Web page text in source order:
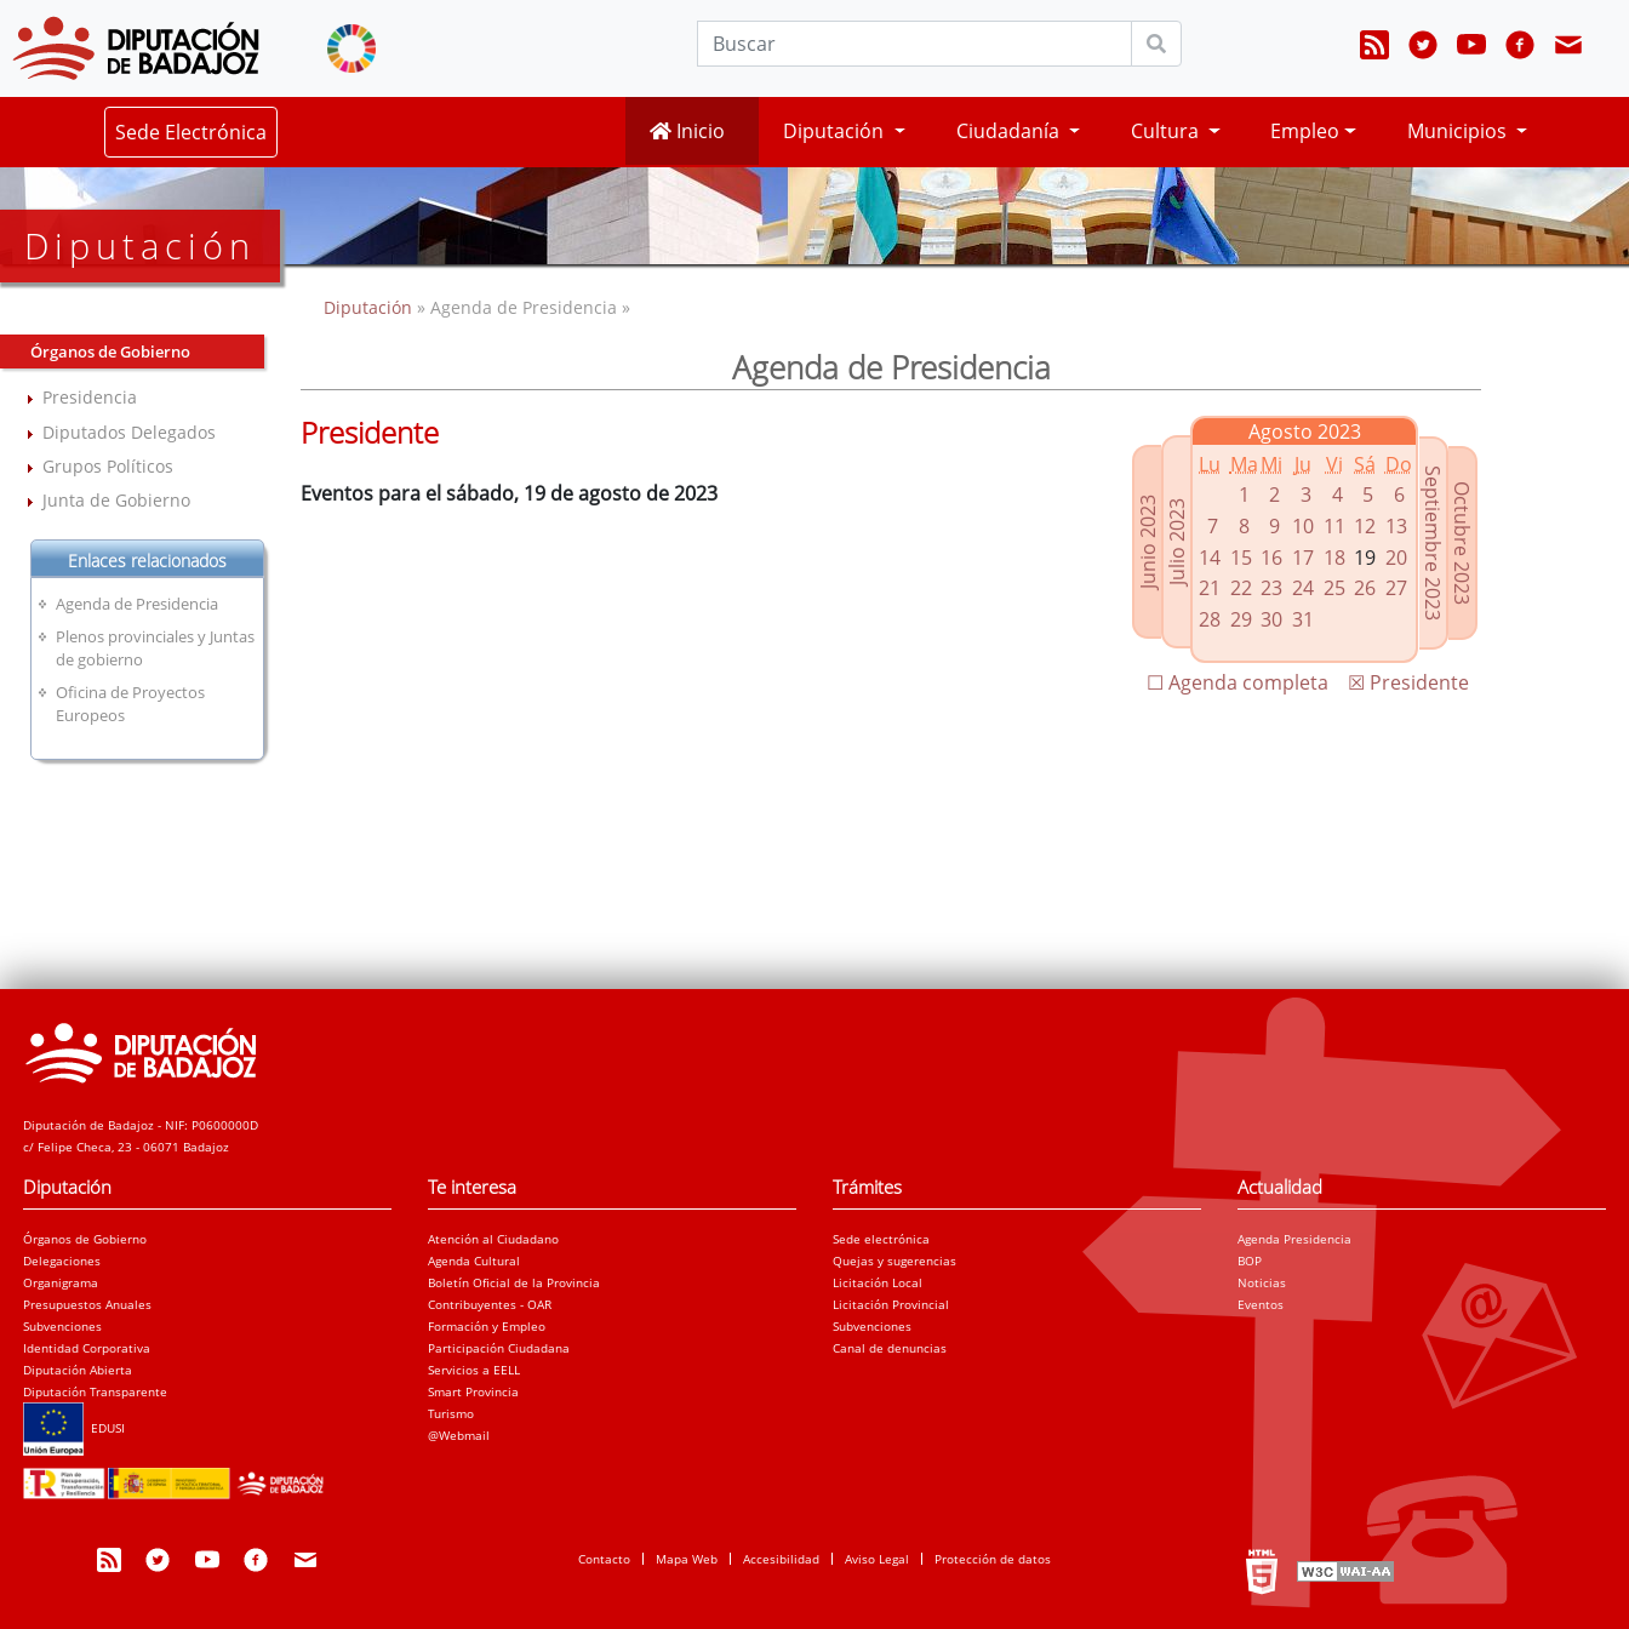
Sede Electrónica Inicio Diputación Ciudadanía Cultura Empleo Municipios
Diputación
Órganos de Gobierno
Presidencia
Diputados Delegados
Grupos Políticos
Junta de Gobierno
Enlaces relacionados
Agenda de Presidencia
Plenos provinciales y Juntas
de gobierno
Oficina de Proyectos
Europeos
Diputación » Agenda de Presidencia »
Agenda de Presidencia
Junio 2023Julio 2023
Agosto 2023
Lu MaMi Ju Vi Sá Do
1
2 3 4 5
6
7
8 9 10 11 12 13
14 15 16 17 18 19 20
21 22 23 24 25 26 27
28 29 30 31
Octubre 2023
Septiembre 2023
☒ Presidente
☐ Agenda completa
Presidente
Eventos para el sábado, 19 de agosto de 2023
Diputación de Badajoz - NIF: P0600000D
c/ Felipe Checa, 23 - 06071 Badajoz
Diputación
Órganos de Gobierno
Delegaciones
Organigrama
Presupuestos Anuales
Subvenciones
Identidad Corporativa
Diputación Abierta
Diputación Transparente
EDUSI
Te interesa
Atención al Ciudadano
Agenda Cultural
Boletín Oficial de la Provincia
Contribuyentes - OAR
Formación y Empleo
Participación Ciudadana
Servicios a EELL
Smart Provincia
Turismo
@Webmail
Trámites
Sede electrónica
Quejas y sugerencias
Licitación Local
Licitación Provincial
Subvenciones
Canal de denuncias
Actualidad
Agenda Presidencia
BOP
Noticias
Eventos
Contacto Mapa Web Accesibilidad Aviso Legal Protección de datos